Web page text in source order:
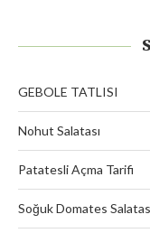
GEBOLE TATLISI
Nohut Salatası
Patatesli Açma Tarifi
Soğuk Domates